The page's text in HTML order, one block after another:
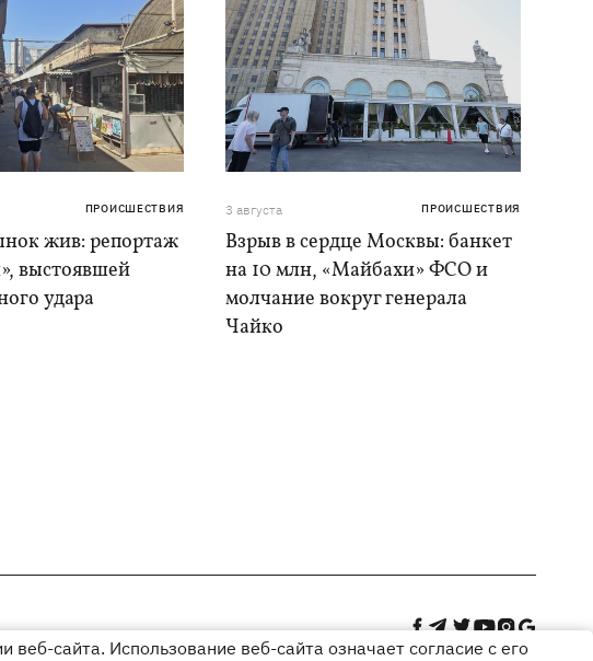
ПРОИСШЕСТВИЯ
жив: репортаж
выстоявшей
удара
3 августа ПРОИСШЕСТВИЯ
Взрыв в сердце Москвы: банкет
на 10 млн, «Майбахи» ФСО и
молчание вокруг генерала
Чайко
сайта. Использование веб-сайта означает согласие с его